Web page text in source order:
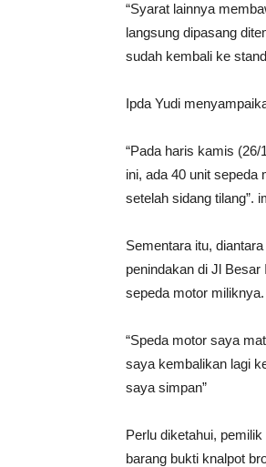
“Syarat lainnya
langsung dipasang
sudah kembali ke
Ipda Yudi
“Pada haris kamis
ini, ada 40 unit sepeda
setelah sidang tilang”.
Sementara itu,
penindakan di Jl
sepeda motor miliknya.
“Speda motor saya
saya kembalikan lagi
saya simpan”
Perlu diketahui,
barang bukti knalpot